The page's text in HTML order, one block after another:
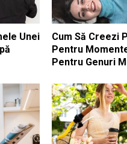
Unei
Cum Să Creezi
Pentru
Pentru Genuri